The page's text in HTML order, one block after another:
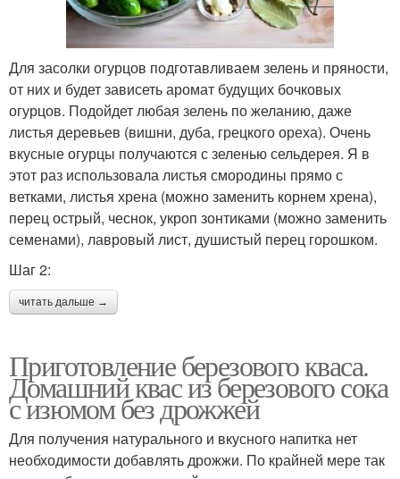
Для засолки огурцов подготавливаем зелень и пряности,
от них и будет зависеть аромат будущих бочковых
огурцов. Подойдет любая зелень по желанию, даже
листья деревьев (вишни, дуба, грецкого ореха). Очень
вкусные огурцы получаются с зеленью сельдерея. Я в
этот раз использовала листья смородины прямо с
ветками, листья хрена (можно заменить корнем хрена),
перец острый, чеснок, укроп зонтиками (можно заменить
семенами), лавровый лист, душистый перец горошком.
Шаг 2:
читать дальше →
Приготовление березового кваса.
Домашний квас из березового сока
с изюмом без дрожжей
Для получения натурального и вкусного напитка нет
необходимости добавлять дрожжи. По крайней мере так